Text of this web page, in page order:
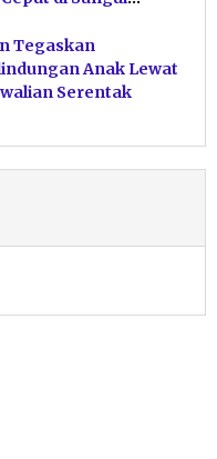
Tegaskan
Anak Lewat
Serentak